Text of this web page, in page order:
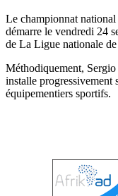
Le championnat
démarre le vendredi 24
de La Ligue nationale
Méthodiquement,
installe progressivement
équipementiers sportifs.